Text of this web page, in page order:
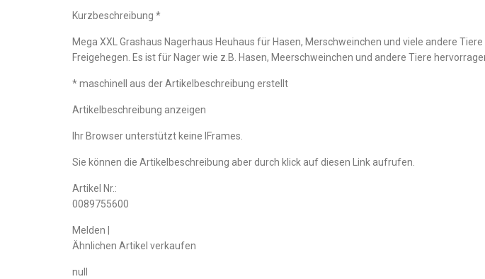
Kurzbeschreibung *
Mega XXL Grashaus Nagerhaus Heuhaus für Hasen, Merschweinchen und viele andere
Freigehegen. Es ist für Nager wie z.B. Hasen, Meerschweinchen und andere Tiere
* maschinell aus der Artikelbeschreibung erstellt
Artikelbeschreibung anzeigen
Ihr Browser unterstützt keine IFrames.
Sie können die Artikelbeschreibung aber durch klick auf diesen Link aufrufen.
Artikel Nr.:
0089755600
Melden |
Ähnlichen Artikel verkaufen
null